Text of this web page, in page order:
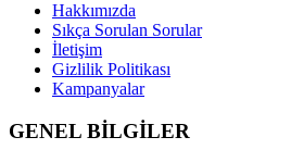
Hakkımızda
Sıkça Sorulan Sorular
İletişim
Gizlilik Politikası
Kampanyalar
GENEL BİLGİLER